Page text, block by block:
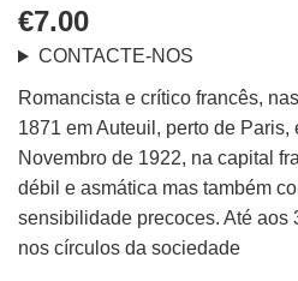
€7.00
CONTACTE-NOS
Romancista e crítico francês,
1871 em Auteuil, perto de Paris,
Novembro de 1922, na capital
débil e asmática mas também
sensibilidade precoces. Até aos
nos círculos da sociedade